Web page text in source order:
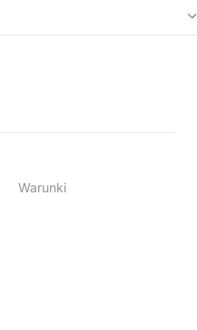
Warunki